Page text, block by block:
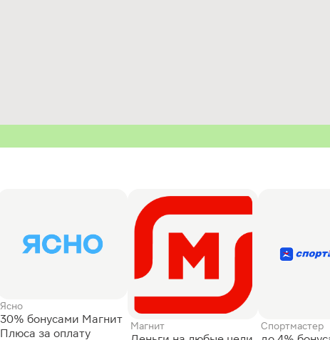
Ясно
30% бонусами Магнит
Плюса за оплату
Магнит Спортмастер